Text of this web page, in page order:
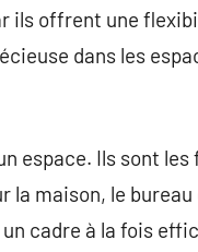
ils offrent une
dans les
espace. Ils sont
la maison, le
cadre à la fois